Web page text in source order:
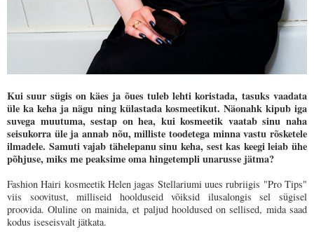
Kui suur sügis on käes ja õues tuleb lehti koristada, tasuks vaadata
üle ka keha ja nägu ning külastada kosmeetikut. Näonahk kipub iga
suvega muutuma, sestap on hea, kui kosmeetik vaatab sinu naha
seisukorra üle ja annab nõu, milliste toodetega minna vastu rõsketele
ilmadele. Samuti vajab tähelepanu sinu keha, sest kas keegi leiab ühe
põhjuse, miks me peaksime oma hingetempli unarusse jätma?
Fashion Hairi kosmeetik Helen jagas Stellariumi uues rubriigis "Pro Tips"
viis soovitust, milliseid hoolduseid võiksid ilusalongis sel sügisel
proovida. Oluline on mainida, et paljud hooldused on sellised, mida saad
kodus iseseisvalt jätkata.